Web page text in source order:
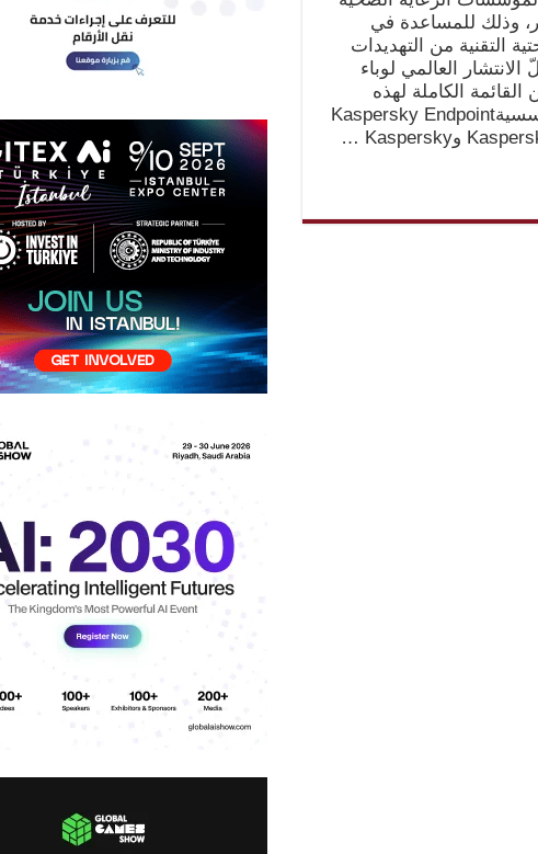
وذلك للمساعدة في
التقنية من التهديدات
العالمي لوباء
الكاملة لهذه
المنتجات المؤسسيةKaspersky Endpoint